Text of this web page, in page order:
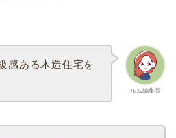
ルム編集長
感ある木造住宅を